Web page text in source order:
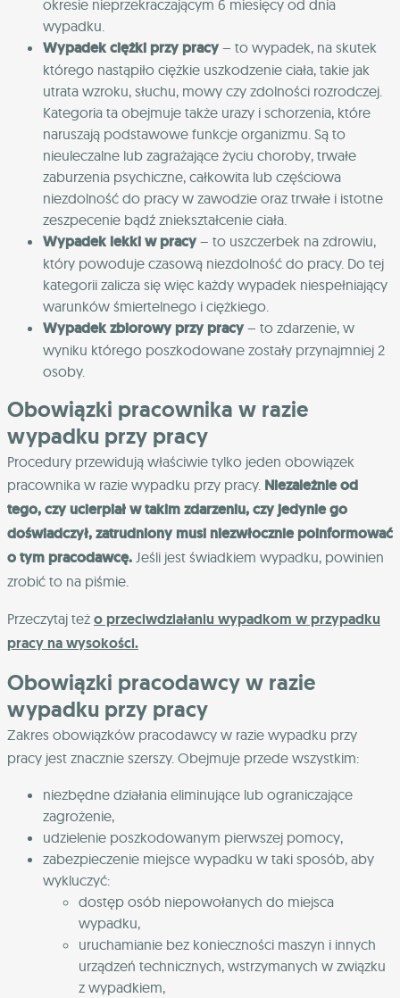
okresie nieprzekraczającym 6 miesięcy od dnia
wypadku.
Wypadek ciężki przy pracy – to wypadek, na skutek
którego nastąpiło ciężkie uszkodzenie ciała, takie jak
utrata wzroku, słuchu, mowy czy zdolności rozrodczej.
Kategoria ta obejmuje także urazy i schorzenia, które
naruszają podstawowe funkcje organizmu. Są to
nieuleczalne lub zagrażające życiu choroby, trwałe
zaburzenia psychiczne, całkowita lub częściowa
niezdolność do pracy w zawodzie oraz trwałe i istotne
zeszpecenie bądź zniekształcenie ciała.
Wypadek lekki w pracy – to uszczerbek na zdrowiu,
który powoduje czasową niezdolność do pracy. Do tej
kategorii zalicza się więc każdy wypadek niespełniający
warunków śmiertelnego i ciężkiego.
Wypadek zbiorowy przy pracy – to zdarzenie, w
wyniku którego poszkodowane zostały przynajmniej 2
osoby.
Obowiązki pracownika w razie
wypadku przy pracy
Procedury przewidują właściwie tylko jeden obowiązek
pracownika w razie wypadku przy pracy. Niezależnie od
tego, czy ucierpiał w takim zdarzeniu, czy jedynie go
doświadczył, zatrudniony musi niezwłocznie poinformować
o tym pracodawcę. Jeśli jest świadkiem wypadku, powinien
zrobić to na piśmie.
Przeczytaj też o przeciwdziałaniu wypadkom w przypadku
pracy na wysokości.
Obowiązki pracodawcy w razie
wypadku przy pracy
Zakres obowiązków pracodawcy w razie wypadku przy
pracy jest znacznie szerszy. Obejmuje przede wszystkim:
niezbędne działania eliminujące lub ograniczające
zagrożenie,
udzielenie poszkodowanym pierwszej pomocy,
zabezpieczenie miejsce wypadku w taki sposób, aby
wykluczyć:
dostęp osób niepowołanych do miejsca
wypadku,
uruchamianie bez konieczności maszyn i innych
urządzeń technicznych, wstrzymanych w związku
z wypadkiem,